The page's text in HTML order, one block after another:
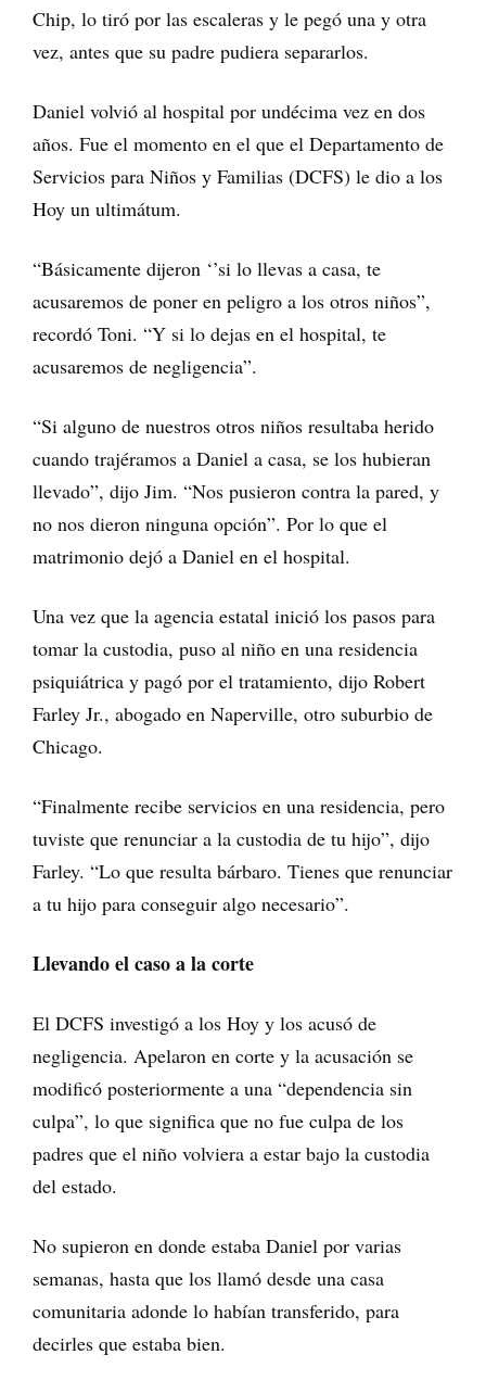
Chip, lo tiró por las escaleras y le pegó una y otra
vez, antes que su padre pudiera separarlos.
Daniel volvió al hospital por undécima vez en dos
años. Fue el momento en el que el Departamento de
Servicios para Niños y Familias (DCFS) le dio a los
Hoy un ultimátum.
“Básicamente dijeron ‘’si lo llevas a casa, te
acusaremos de poner en peligro a los otros niños”,
recordó Toni. “Y si lo dejas en el hospital, te
acusaremos de negligencia”.
“Si alguno de nuestros otros niños resultaba herido
cuando trajéramos a Daniel a casa, se los hubieran
llevado”, dijo Jim. “Nos pusieron contra la pared, y
no nos dieron ninguna opción”. Por lo que el
matrimonio dejó a Daniel en el hospital.
Una vez que la agencia estatal inició los pasos para
tomar la custodia, puso al niño en una residencia
psiquiátrica y pagó por el tratamiento, dijo Robert
Farley Jr., abogado en Naperville, otro suburbio de
Chicago.
“Finalmente recibe servicios en una residencia, pero
tuviste que renunciar a la custodia de tu hijo”, dijo
Farley. “Lo que resulta bárbaro. Tienes que renunciar
a tu hijo para conseguir algo necesario”.
Llevando el caso a la corte
El DCFS investigó a los Hoy y los acusó de
negligencia. Apelaron en corte y la acusación se
modificó posteriormente a una “dependencia sin
culpa”, lo que significa que no fue culpa de los
padres que el niño volviera a estar bajo la custodia
del estado.
No supieron en donde estaba Daniel por varias
semanas, hasta que los llamó desde una casa
comunitaria adonde lo habían transferido, para
decirles que estaba bien.